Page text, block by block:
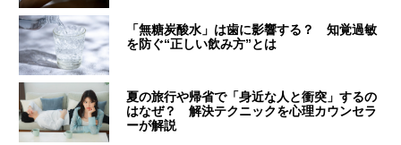
「無糖炭酸水」は歯に影響する？ 知覚過敏
を防ぐ“正しい飲み方”とは
夏の旅行や帰省で「身近な人と衝突」するの
はなぜ？ 解決テクニックを心理カウンセラ
ーが解説